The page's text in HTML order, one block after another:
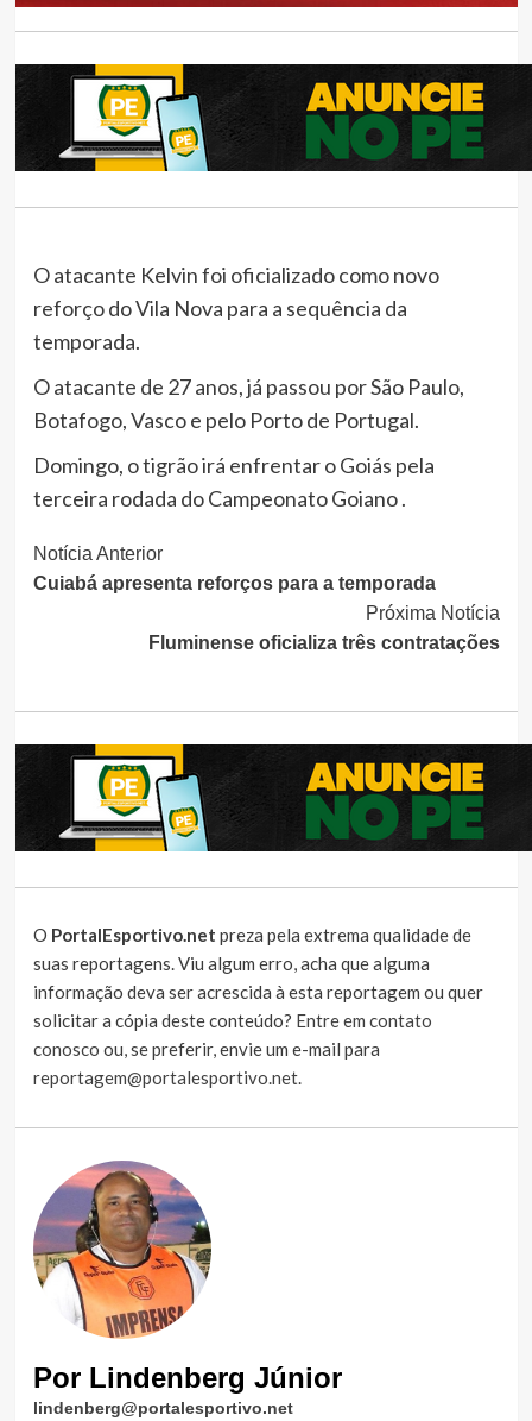
O atacante Kelvin foi oficializado como novo
reforço do Vila Nova para a sequência da
temporada.
O atacante de 27 anos, já passou por São Paulo,
Botafogo, Vasco e pelo Porto de Portugal.
Domingo, o tigrão irá enfrentar o Goiás pela
terceira rodada do Campeonato Goiano .
Continue
Lendo
Notícia Anterior
Cuiabá apresenta reforços para a temporada
Próxima Notícia
Fluminense oficializa três contratações
O PortalEsportivo.net preza pela extrema qualidade de
suas reportagens. Viu algum erro, acha que alguma
informação deva ser acrescida à esta reportagem ou quer
solicitar a cópia deste conteúdo? Entre em contato
conosco ou, se preferir, envie um e-mail para
reportagem@portalesportivo.net.
Por Lindenberg Júnior
lindenberg@portalesportivo.net